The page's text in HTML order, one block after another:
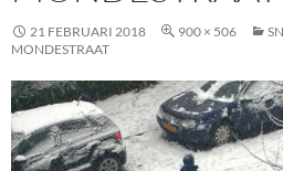
21 FEBRUARI 2018 900 × 506
MONDESTRAAT